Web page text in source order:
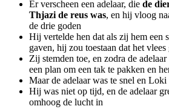
Er verscheen een adelaar, die de
Thjazi de reus was, en hij vloog
de drie goden
Hij vertelde hen dat als zij hem een
gaven, hij zou toestaan dat het vlees
Zij stemden toe, en zodra de
een plan om een tak te pakken en
Maar de adelaar was te snel en Loki
Hij was niet op tijd, en de adelaar
omhoog de lucht in